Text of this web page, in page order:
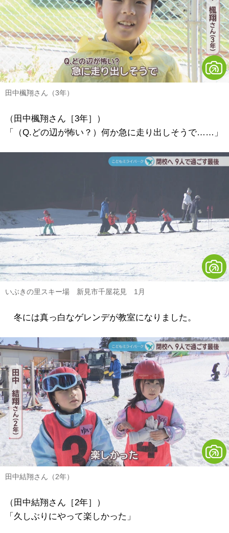
田中楓翔さん（3年）
（田中楓翔さん［3年］）
「（Q.どの辺が怖い？）何か急に走り出しそうで……」
いぶきの里スキー場 新見市千屋花見 1月
冬には真っ白なゲレンデが教室になりました。
田中結翔さん（2年）
（田中結翔さん［2年］）
「久しぶりにやって楽しかった」